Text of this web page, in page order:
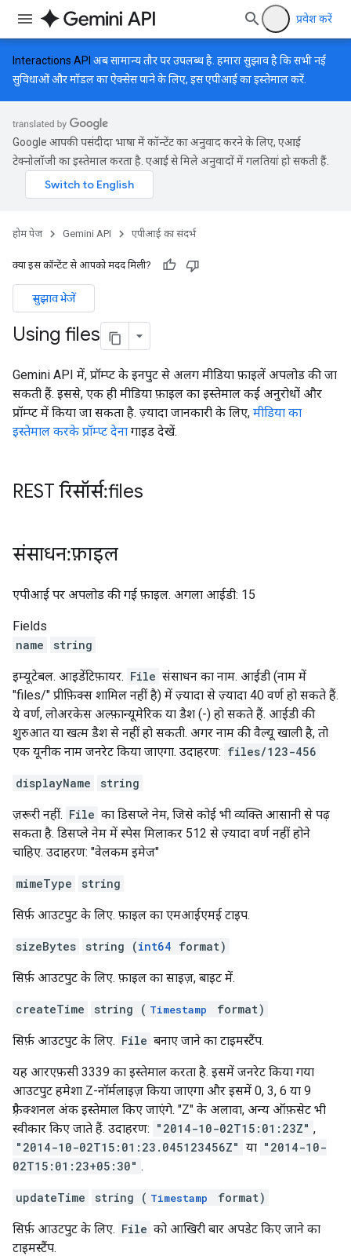
प्रवेश करें
Interactions API अब सामान्य तौर पर उपलब्ध है. हमारा सुझाव है कि सभी नई
सुविधाओं और मॉडल का ऐक्सेस पाने के लिए, इस एपीआई का इस्तेमाल करें.
Google आपकी पसंदीदा भाषा में कॉन्टेंट का अनुवाद करने के लिए, एआई
टेक्नोलॉजी का इस्तेमाल करता है. एआई से मिले अनुवादों में गलतियां हो सकती हैं.
होम पेज Gemini API एपीआई का संदर्भ
क्या इस कॉन्टेंट से आपको मदद मिली?
सुझाव भेजें
Using files
Gemini API में, प्रॉम्प्ट के इनपुट से अलग मीडिया फ़ाइलें अपलोड की जा
सकती हैं. इससे, एक ही मीडिया फ़ाइल का इस्तेमाल कई अनुरोधों और
प्रॉम्प्ट में किया जा सकता है. ज़्यादा जानकारी के लिए, मीडिया का
इस्तेमाल करके प्रॉम्प्ट देना गाइड देखें.
REST रिसॉर्स: files
संसाधन: फ़ाइल
एपीआई पर अपलोड की गई फ़ाइल. अगला आईडी: 15
Fields
name
string
इम्यूटेबल. आइडेंटिफ़ायर. File संसाधन का नाम. आईडी (नाम में
"files/" प्रीफ़िक्स शामिल नहीं है) में ज़्यादा से ज़्यादा 40 वर्ण हो सकते हैं.
ये वर्ण, लोअरकेस अल्फ़ान्यूमेरिक या डैश (-) हो सकते हैं. आईडी की
शुरुआत या खत्म डैश से नहीं हो सकती. अगर नाम की वैल्यू खाली है, तो
एक यूनीक नाम जनरेट किया जाएगा. उदाहरण: files/123-456
displayName string
ज़रूरी नहीं. File का डिसप्ले नेम, जिसे कोई भी व्यक्ति आसानी से पढ़
सकता है. डिसप्ले नेम में स्पेस मिलाकर 512 से ज़्यादा वर्ण नहीं होने
चाहिए. उदाहरण: "वेलकम इमेज"
mimeType string
सिर्फ़ आउटपुट के लिए. फ़ाइल का एमआईएमई टाइप.
sizeBytes string (int64 format)
सिर्फ़ आउटपुट के लिए. फ़ाइल का साइज़, बाइट में.
createTime string ( Timestamp format)
सिर्फ़ आउटपुट के लिए. File बनाए जाने का टाइमस्टैंप.
यह आरएफ़सी 3339 का इस्तेमाल करता है. इसमें जनरेट किया गया
आउटपुट हमेशा Z-नॉर्मलाइज़ किया जाएगा और इसमें 0, 3, 6 या 9
फ़्रैक्शनल अंक इस्तेमाल किए जाएंगे. "Z" के अलावा, अन्य ऑफ़सेट भी
स्वीकार किए जाते हैं. उदाहरण: "2014-10-02T15:01:23Z" ,
"2014-10-02T15:01:23.045123456Z" या "2014-10-
02T15:01:23+05:30" .
updateTime string ( Timestamp format)
सिर्फ़ आउटपुट के लिए. File को आखिरी बार अपडेट किए जाने का
टाइमस्टैंप.